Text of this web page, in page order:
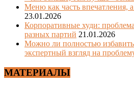
Меню как часть впечатления,
23.01.2026
Корпоративные худи:
разных партий 21.01.2026
Можно ли полностью
экспертный взгляд на
МАТЕРИАЛЫ